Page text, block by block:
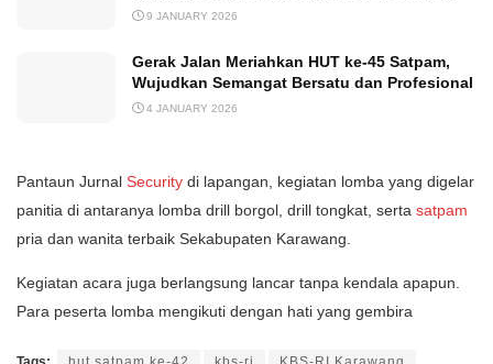
9 JANUARY 2026
Gerak Jalan Meriahkan HUT ke-45 Satpam,
Wujudkan Semangat Bersatu dan Profesional
4 JANUARY 2026
Pantaun Jurnal Security di lapangan, kegiatan lomba yang digelar
panitia di antaranya lomba drill borgol, drill tongkat, serta satpam
pria dan wanita terbaik Sekabupaten Karawang.
Kegiatan acara juga berlangsung lancar tanpa kendala apapun.
Para peserta lomba mengikuti dengan hati yang gembira